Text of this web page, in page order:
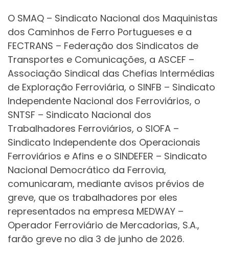
O SMAQ – Sindicato Nacional dos Maquinistas
dos Caminhos de Ferro Portugueses e a
FECTRANS – Federação dos Sindicatos de
Transportes e Comunicações, a ASCEF –
Associação Sindical das Chefias Intermédias
de Exploração Ferroviária, o SINFB – Sindicato
Independente Nacional dos Ferroviários, o
SNTSF – Sindicato Nacional dos
Trabalhadores Ferroviários, o SIOFA –
Sindicato Independente dos Operacionais
Ferroviários e Afins e o SINDEFER – Sindicato
Nacional Democrático da Ferrovia,
comunicaram, mediante avisos prévios de
greve, que os trabalhadores por eles
representados na empresa MEDWAY –
Operador Ferroviário de Mercadorias, S.A.,
farão greve no dia 3 de junho de 2026.